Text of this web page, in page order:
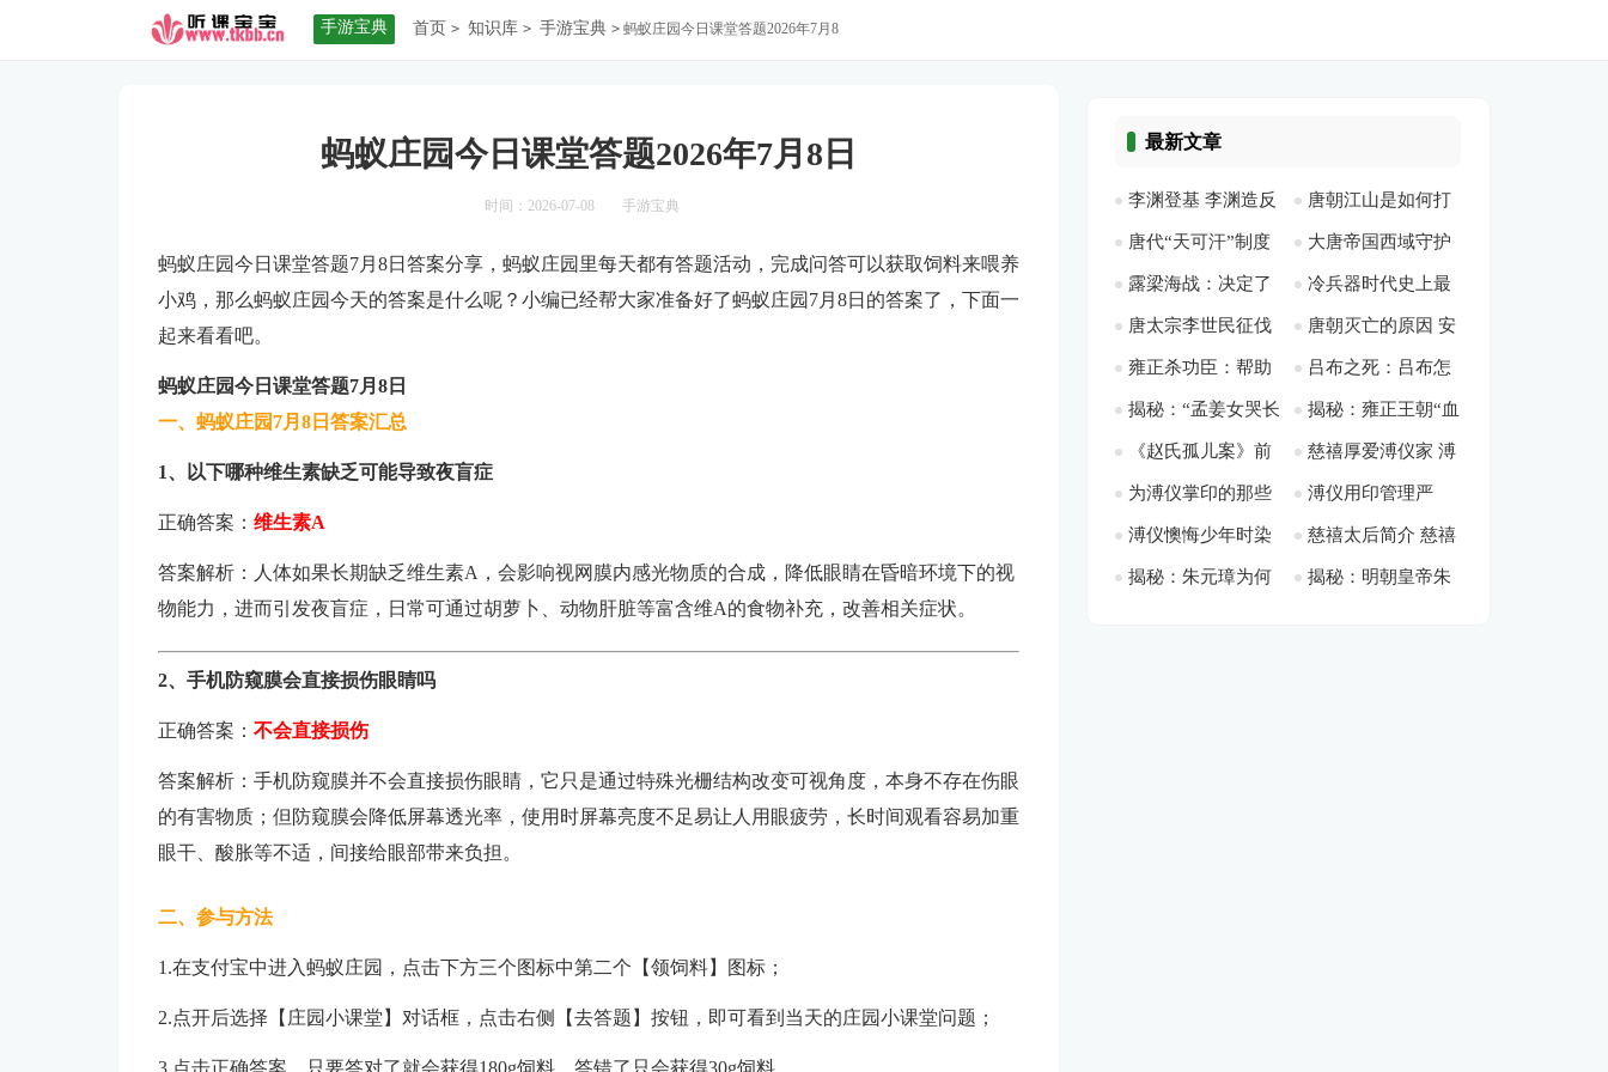
手游宝典 首页 > 知识库 > 手游宝典 > 蚂蚁庄园今日课堂答题2026年7月8
蚂蚁庄园今日课堂答题2026年7月8日
时间：2026-07-08 手游宝典
蚂蚁庄园今日课堂答题7月8日答案分享，蚂蚁庄园里每天都有答题活动，完成问答可以获取饲料来喂养
小鸡，那么蚂蚁庄园今天的答案是什么呢？小编已经帮大家准备好了蚂蚁庄园7月8日的答案了，下面一
起来看看吧。
蚂蚁庄园今日课堂答题7月8日
一、蚂蚁庄园7月8日答案汇总
1、以下哪种维生素缺乏可能导致夜盲症
正确答案： 维生素A
答案解析：人体如果长期缺乏维生素A，会影响视网膜内感光物质的合成，降低眼睛在昏暗环境下的视
物能力，进而引发夜盲症，日常可通过胡萝卜、动物肝脏等富含维A的食物补充，改善相关症状。
2、手机防窥膜会直接损伤眼睛吗
正确答案： 不会直接损伤
答案解析：手机防窥膜并不会直接损伤眼睛，它只是通过特殊光栅结构改变可视角度，本身不存在伤眼
的有害物质；但防窥膜会降低屏幕透光率，使用时屏幕亮度不足易让人用眼疲劳，长时间观看容易加重
眼干、酸胀等不适，间接给眼部带来负担。
二、参与方法
1.在支付宝中进入蚂蚁庄园，点击下方三个图标中第二个【领饲料】图标；
2.点开后选择【庄园小课堂】对话框，点击右侧【去答题】按钮，即可看到当天的庄园小课堂问题；
3.点击正确答案，只要答对了就会获得180g饲料，答错了只会获得30g饲料。
最新文章
李渊登基 李渊造反
如何将隋炀帝推向深
渊的？
唐朝江山是如何打
下来的？唐朝军事实
力有多强？
唐代“天可汗”制度
兴衰：诸蕃推举的世
界盟主
大唐帝国西域守护
神 高丽族大将高仙
芝
露梁海战：决定了
东北亚三百年政治格
局
冷兵器时代史上最
强：唐代军队的武器
和战术
唐太宗李世民征伐
高丽 兵力有余为何
还失败？
唐朝灭亡的原因 安
史之乱如何毁灭大唐
盛世的？
雍正杀功臣：帮助
雍正登基的功臣都是
怎么死的？
吕布之死：吕布怎
么死的? 吕布是被谁
杀死的？
揭秘：“孟姜女哭长
城”是世人栽赃秦始
皇？
揭秘：雍正王朝“血
滴子”与特务政治的
真相
《赵氏孤儿案》前
瞻：为世人唱一曲人
性的悲歌
慈禧厚爱溥仪家 溥
仪父亲外祖父均由其
赐婚
为溥仪掌印的那些
伪满尚书府大臣的秘
事揭露
溥仪用印管理严
格：常把国玺、御玺
放身边
溥仪懊悔少年时染
恶习，致使四个妻子
慈禧太后简介 慈禧
与牡丹之间不得不说
揭秘：朱元璋为何 揭秘：明朝皇帝朱